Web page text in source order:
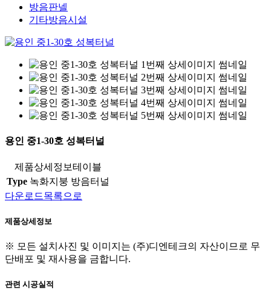
방음판넬
기타방음시설
용인 중1-30호 성복터널
제품상세정보테이블
Type 녹화지붕 방음터널
다운로드목록으로
제품상세정보
※ 모든 설치사진 및 이미지는 (주)디엔테크의 자산이므로 무
단배포 및 재사용을 금합니다.
관련 시공실적